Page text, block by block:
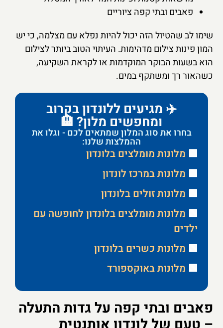
פאבים ובתי קפה ציוריים
שימו לב שהטיול הזה יכול להיות נפלא עם מצלמה, כי יש
המון פינות צילום מדהימות. העיתוי הטוב ביותר לצילום
הוא בשעות הבוקר המוקדמות או לקראת השקיעה,
כשהאור רך ומשתקף במים.
✈️ מגיעים ללונדון בקרוב
ומחפשים מלון? 🏨
בחרו את סוג המלון שמתאים לכם - וגלו את
ההמלצות שלנו:
🟩 מלונות מומלצים בלונדון
🟩 מלונות במרכז לונדון
🟩 מלונות זולים בלונדון
🟩 מלונות מומלצים בלונדון לחופשה עם
ילדים
🟩 מלונות כשרים בלונדון
🟩 מלונות באוקספורד
פאבים ובתי קפה על גדות התעלה